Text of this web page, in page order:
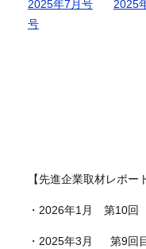
2025年7月号 2025
号
【先進企業取材レポー
・2026年1月 第10
・2025年3月 第9回